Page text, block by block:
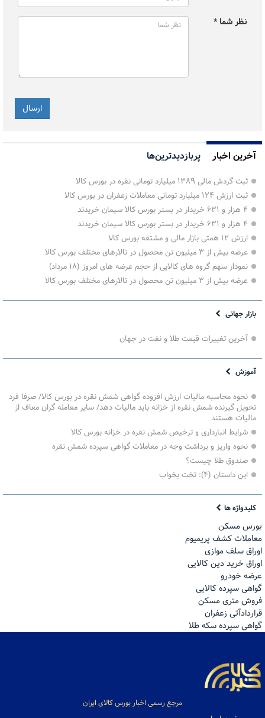
نظر شما *
آخرین اخبار پربازدیدترین‌ها
ثبت گردش مالی ۱۳۸۹ میلیارد تومانی نقره در بورس کالا
ثبت ارزش ۱۲۴ میلیارد تومانی معاملات زعفران در بورس کالا
۴ هزار و ۶۳۱ خریدار در بستر بورس کالا سیمان خریدند
۴ هزار و ۶۳۱ خریدار در بستر بورس کالا سیمان خریدند
ارزش ۱۲ همتی بازار مالی و مشتقه بورس کالا
عرضه بیش از ۳ میلیون تن محصول در تالارهای مختلف بورس کالا
نمودار سهم گروه های کالایی از حجم عرضه های امروز (۱۸ مرداد)
عرضه بیش از ۳ میلیون تن محصول در تالارهای مختلف بورس کالا
بازار جهانی
آخرین تغییرات قیمت طلا و نفت در جهان
آموزش
نحوه محاسبه مالیات ارزش افزوده گواهی شمش نقره در بورس کالا/ صرفا فرد
تحویل گیرنده شمش نقره از خزانه باید مالیات دهد/ سایر معامله گران معاف از
مالیات هستند
شرایط انبارداری و ترخیص شمش نقره در خزانه بورس کالا
نحوه واریز و برداشت وجه در معاملات گواهی سپرده شمش نقره
صندوق طلا چیست؟
این داستان (۴): تخت بخواب
کلیدواژه ها
بورس مسکن
معاملات کشف پریمیوم
اوراق سلف موازی
اوراق خرید دین کالایی
عرضه خودرو
گواهی سپرده کالایی
فروش مترى مسكن
قراردادآتی زعفران
گواهی سپرده سکه طلا
مرجع رسمی اخبار بورس کالای ایران